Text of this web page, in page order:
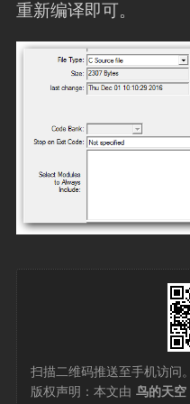
重新编译即可。
扫描二维码推送至手机访问。
版权声明：本文由 鸟的天空